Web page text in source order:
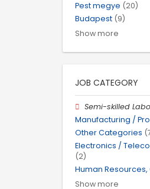
Pest megye (20)
Budapest (9)
Show more
JOB CATEGORY
Semi-skilled
Manufacturing /
Other Categories
Electronics /
(2)
Human Resources,
Show more